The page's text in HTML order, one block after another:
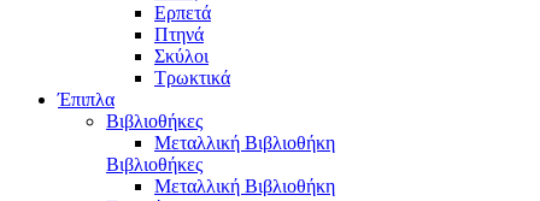
Ερπετά
Πτηνά
Σκύλοι
Τρωκτικά
Έπιπλα
Βιβλιοθήκες
Μεταλλική Βιβλιοθήκη
Βιβλιοθήκες
Μεταλλική Βιβλιοθήκη